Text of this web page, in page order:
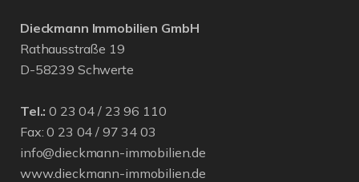
Dieckmann Immobilien GmbH
Rathausstraße 19
D-58239 Schwerte
Tel.: 0 23 04 / 23 96 110
Fax: 0 23 04 / 97 34 03
info@dieckmann-immobilien.de
www.dieckmann-immobilien.de